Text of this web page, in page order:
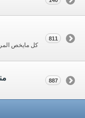
كل مايخص
811
887